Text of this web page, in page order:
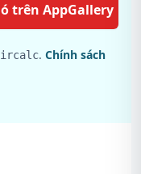
trên AppGallery
. Chính sách